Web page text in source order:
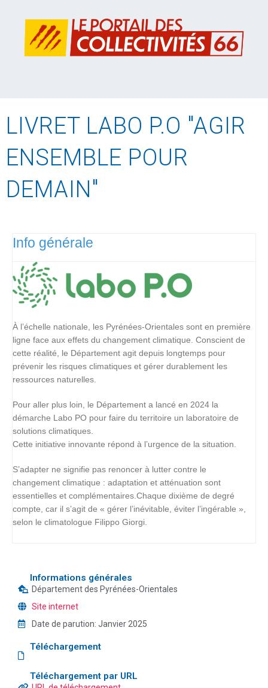
LIVRET LABO P.O "AGIR
ENSEMBLE POUR
DEMAIN"
Info générale
À l’échelle nationale, les Pyrénées-Orientales sont en première
ligne face aux effets du changement climatique. Conscient de
cette réalité, le Département agit depuis longtemps pour
prévenir les risques climatiques et gérer durablement les
ressources naturelles.
Pour aller plus loin, le Département a lancé en 2024 la
démarche Labo PO pour faire du territoire un laboratoire de
solutions climatiques.
Cette initiative innovante répond à l’urgence de la situation.
S’adapter ne signifie pas renoncer à lutter contre le
changement climatique : adaptation et atténuation sont
essentielles et complémentaires.Chaque dixième de degré
compte, car il s’agit de « gérer l’inévitable, éviter l’ingérable »,
selon le climatologue Filippo Giorgi.
Informations générales
Département des Pyrénées-Orientales
Site internet
Date de parution: Janvier 2025
Téléchargement
Téléchargement par URL